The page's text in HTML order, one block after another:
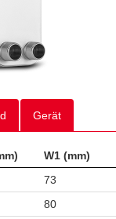
Gerät
W1 (mm)
73
80